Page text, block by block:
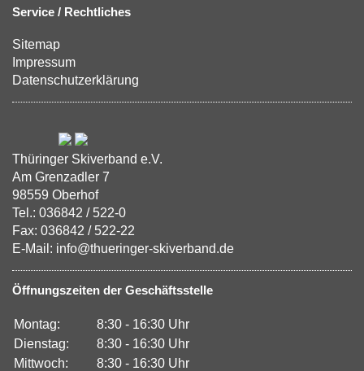
Service / Rechtliches
Sitemap
Impressum
Datenschutzerklärung
Thüringer Skiverband e.V.
Am Grenzadler 7
98559 Oberhof
Tel.: 036842 / 522-0
Fax: 036842 / 522-22
E-Mail: info@thueringer-skiverband.de
Öffnungszeiten der Geschäftsstelle
Montag:
8:30 - 16:30 Uhr
Dienstag:
8:30 - 16:30 Uhr
Mittwoch:
8:30 - 16:30 Uhr